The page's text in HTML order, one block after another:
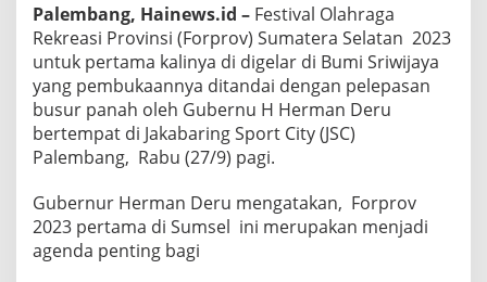
Palembang, Hainews.id – Festival Olahraga
Rekreasi Provinsi (Forprov) Sumatera Selatan 2023
untuk pertama kalinya di digelar di Bumi Sriwijaya
yang pembukaannya ditandai dengan pelepasan
busur panah oleh Gubernu H Herman Deru
bertempat di Jakabaring Sport City (JSC)
Palembang, Rabu (27/9) pagi.
Gubernur Herman Deru mengatakan, Forprov
2023 pertama di Sumsel ini merupakan menjadi
agenda penting bagi